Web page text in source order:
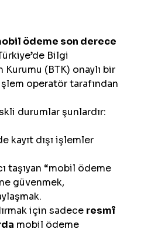
ödeme son derece
Bilgi
(BTK) onaylı bir
operatör tarafından
durumlar şunlardır:
kayıt dışı işlemler
taşıyan “mobil ödeme
güvenmek,
için sadece resmî
mobil ödeme